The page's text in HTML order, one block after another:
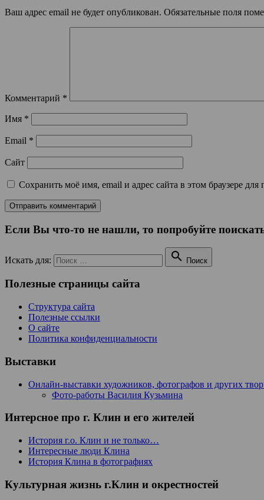
Ваш адрес email не будет опубликован. Обязательные поля
Комментарий *
Имя *
Email *
Сайт
Сохранить моё имя, email и адрес сайта в этом браузере
Если Вы что-то не нашли, то попробуйте
Искать для:  Поиск
Полезные страницы сайта
Структура сайта
Полезные ссылки
О сайте
Политика конфиденциальности
Выставки
Онлайн-выставки художников, фотографов и других
Фото-работы Василия Кузьмина
Интерсное про г. Клин и его жителей
История г.о. Клин и не только…
Интересные люди Клина
История Клина в фотографиях
Культурная жизнь г.Клин и окрестностей